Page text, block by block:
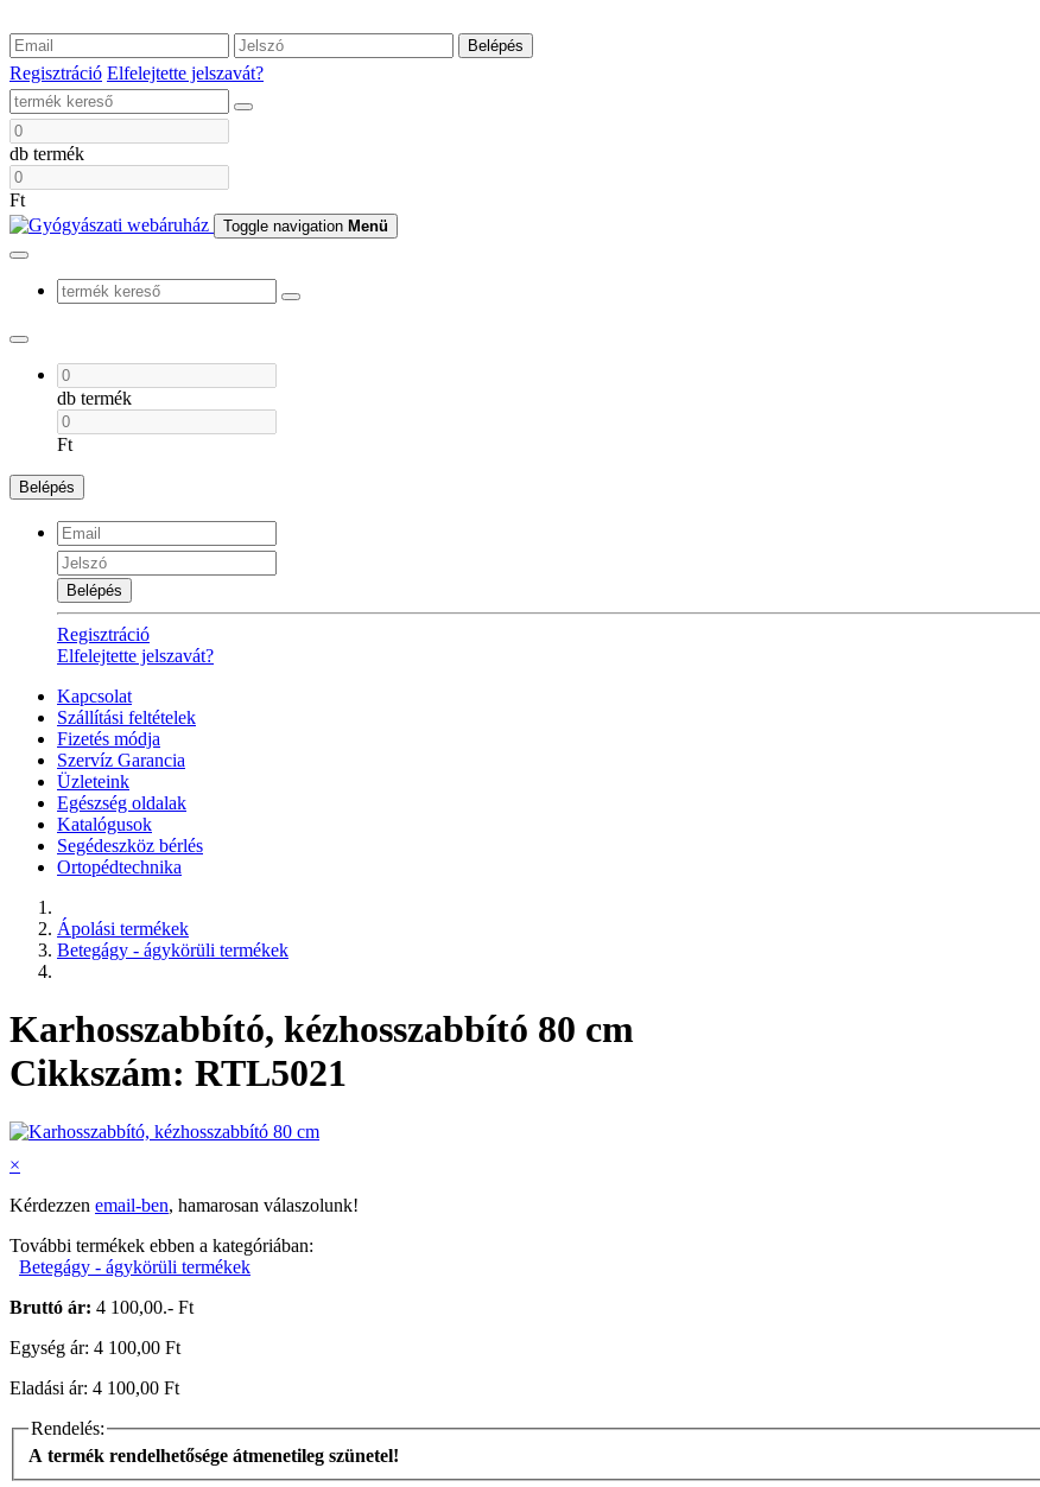
Belépés
Regisztráció Elfelejtette jelszavát?
db termék
Ft
Toggle navigation Menü
db termék
Ft
Belépés
Belépés
Regisztráció
Elfelejtette jelszavát?
Kapcsolat
Szállítási feltételek
Fizetés módja
Szervíz Garancia
Üzleteink
Egészség oldalak
Katalógusok
Segédeszköz bérlés
Ortopédtechnika
Ápolási termékek
Betegágy - ágykörüli termékek
Karhosszabbító, kézhosszabbító 80 cm
Cikkszám: RTL5021
×
Kérdezzen email-ben, hamarosan válaszolunk!
További termékek ebben a kategóriában:
Betegágy - ágykörüli termékek
Bruttó ár: 4 100,00.- Ft
Egység ár: 4 100,00 Ft
Eladási ár: 4 100,00 Ft
Rendelés:
A termék rendelhetősége átmenetileg szünetel!